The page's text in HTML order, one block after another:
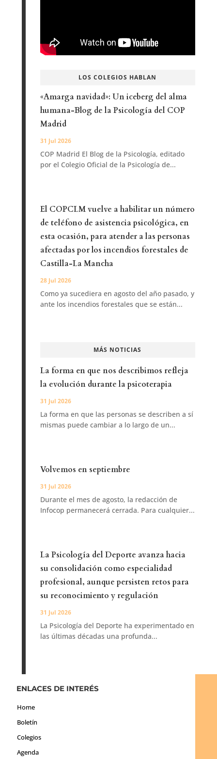
LOS COLEGIOS HABLAN
«Amarga navidad»: Un iceberg del alma
humana-Blog de la Psicología del COP
Madrid
31 Jul 2026
COP Madrid El Blog de la Psicología, editado
por el Colegio Oficial de la Psicología de...
El COPCLM vuelve a habilitar un número
de teléfono de asistencia psicológica, en
esta ocasión, para atender a las personas
afectadas por los incendios forestales de
Castilla-La Mancha
28 Jul 2026
Como ya sucediera en agosto del año pasado, y
ante los incendios forestales que se están...
MÁS NOTICIAS
La forma en que nos describimos refleja
la evolución durante la psicoterapia
31 Jul 2026
La forma en que las personas se describen a sí
mismas puede cambiar a lo largo de un...
Volvemos en septiembre
31 Jul 2026
Durante el mes de agosto, la redacción de
Infocop permanecerá cerrada. Para cualquier...
La Psicología del Deporte avanza hacia
su consolidación como especialidad
profesional, aunque persisten retos para
su reconocimiento y regulación
31 Jul 2026
La Psicología del Deporte ha experimentado en
las últimas décadas una profunda...
ENLACES DE INTERÉS
Home
Boletín
Colegios
Agenda